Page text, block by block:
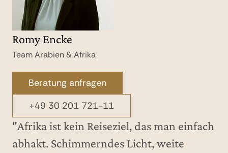
Romy Encke
Team Arabien & Afrika
Beratung anfragen
+49 30 201 721-11
"Afrika ist kein Reiseziel, das man einfach
abhakt. Schimmerndes Licht, weite